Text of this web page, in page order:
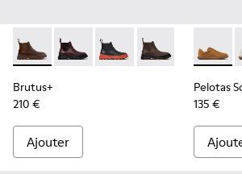
Brutus+ - K400818-005 - Bottines en
Brutus+ - K400818-004
Brutus+ - K400818-003
Brutus+ -Brutus+ -
Brutus+
210 €
Ajouter
Pelotas
135 €